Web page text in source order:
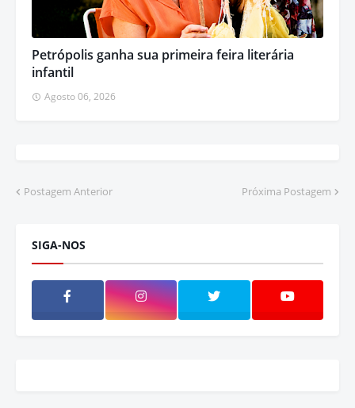
Petrópolis ganha sua primeira feira literária
infantil
Agosto 06, 2026
Postagem Anterior Próxima Postagem
SIGA-NOS